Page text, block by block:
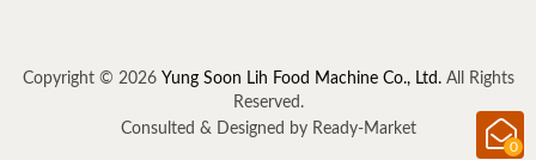
0
Copyright © 2026 Yung Soon Lih Food Machine Co., Ltd.All Rights
Reserved.
Consulted & Designed by Ready-Market